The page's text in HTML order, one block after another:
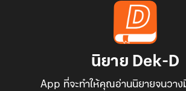
นิยาย Dek-D
App ที่จะทำให้คุณอ่านนิยายจนวาง